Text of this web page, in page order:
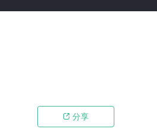
 分享